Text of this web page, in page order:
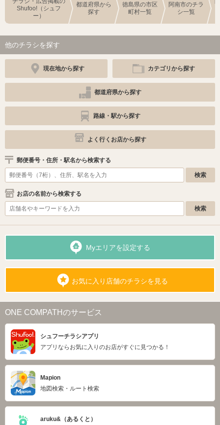
Shufoo!（シュフ
ー）
都道府県から
探す
徳島県の市区
町村一覧
阿南市のチラ
シ一覧
他のチラシを探す
現在地から探す カテゴリから探す
都道府県から探す
路線・駅から探す
よく行くお店から探す
郵便番号・住所・駅名から検索する
お店の名前から検索する
Myエリアを設定する
お気に入り店舗のチラシを見る
ONE COMPATHのサービス
シュフーチラシアプリ
アプリならお気に入りのお店がすぐに見つかる！
Mapion
地図検索・ルート検索
aruku&（あるくと）